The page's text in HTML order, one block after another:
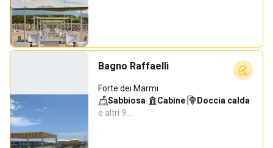
Bagno Raffaelli
Forte dei Marmi
Sabbiosa· Cabine· Doccia calda·
e altri 9…